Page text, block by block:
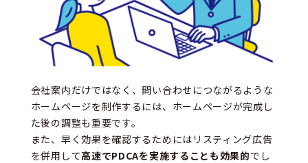
会社案内だけではなく、問い合わせにつながるような
ホームページを制作するには、ホームページが完成し
た後の調整も重要です。
また、早く効果を確認するためにはリスティング広告
を併用して高速でPDCAを実施することも効果的でし